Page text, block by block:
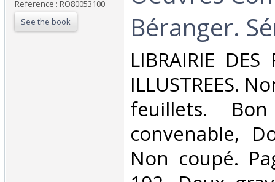
Reference : RO80053100
See the book
Béranger.
‎LIBRAIRIE DES
ILLUSTREES.
feuillets.
convenable,
Non coupé.